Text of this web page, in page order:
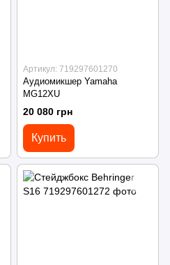
Артикул: 719297601270
Аудиомикшер Yamaha
MG12XU
20 080 грн
Купить